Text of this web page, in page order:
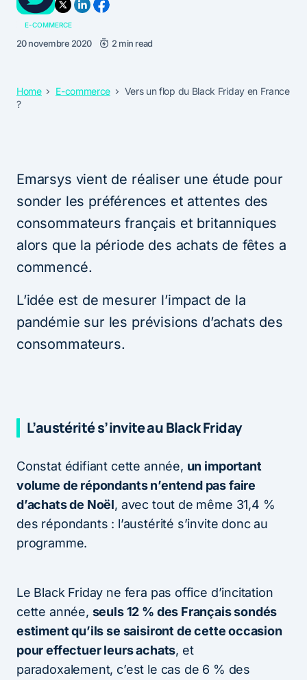
E-COMMERCE
20 novembre 2020 2 min read
Home E-commerce
Vers un flop du Black Friday en France
?
Emarsys vient de réaliser une étude pour
sonder les préférences et attentes des
consommateurs français et britanniques
alors que la période des achats de fêtes a
commencé.
L’idée est de mesurer l’impact de la
pandémie sur les prévisions d’achats des
consommateurs.
L’austérité s’invite au Black Friday
Constat édifiant cette année, un important
volume de répondants n’entend pas faire
d’achats de Noël, avec tout de même 31,4 %
des répondants : l’austérité s’invite donc au
programme.
Le Black Friday ne fera pas office d’incitation
cette année, seuls 12 % des Français sondés
estiment qu’ils se saisiront de cette occasion
pour effectuer leurs achats, et
paradoxalement, c’est le cas de 6 % des